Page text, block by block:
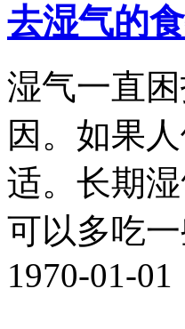
去湿气的
湿气一直
因。如果
适。长期
可以多吃
1970-01-01